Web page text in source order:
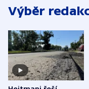
Výběr